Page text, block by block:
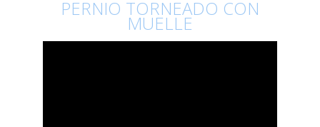
PERNIO TORNEADO CON
MUELLE